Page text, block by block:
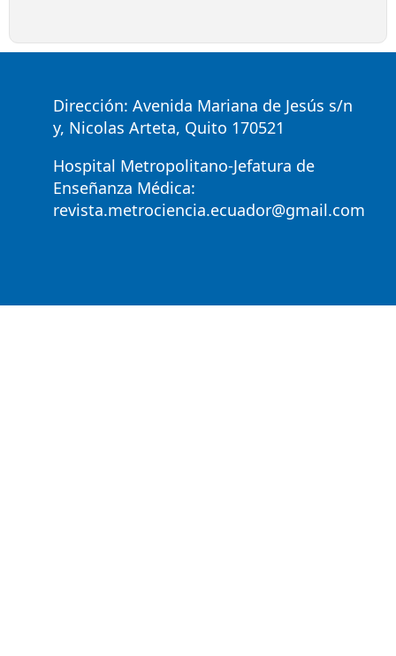
Dirección: Avenida Mariana de Jesús s/n
y, Nicolas Arteta, Quito 170521
Hospital Metropolitano-Jefatura de
Enseñanza Médica:
revista.metrociencia.ecuador@gmail.com